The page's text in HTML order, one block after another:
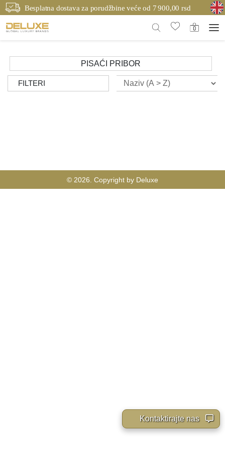
Besplatna dostava za porudžbine veće od 7 900,00 rsd
PISAĆI PRIBOR
FILTERI
© 2026. Copyright by Deluxe
Kontaktirajte nas